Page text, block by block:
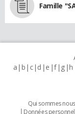
Famille
a b c d e f g h
Qui sommes nous
Données